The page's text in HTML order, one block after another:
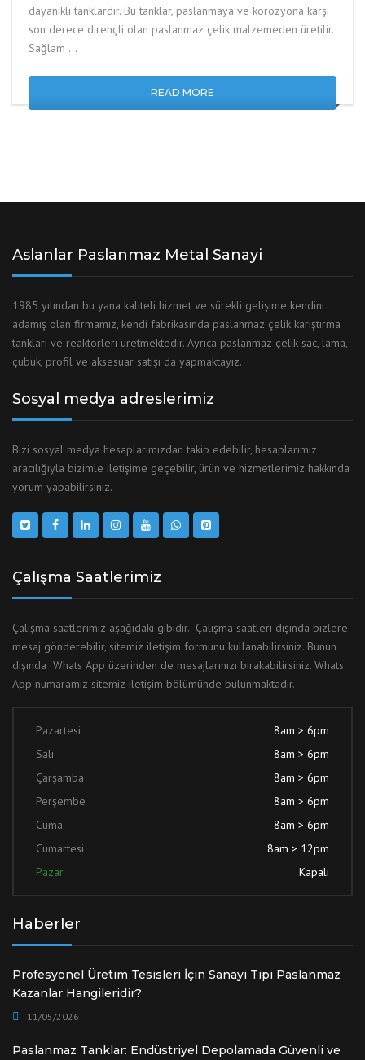
dayanıklı tanklardır. Bu tanklar, paslanmaya ve korozyona karşı
son derece dirençli olan paslanmaz çelik malzemeden üretilir.
Sağlam …
READ MORE
Aslanlar Paslanmaz Metal Sanayi
1985 yılından bu yana kaliteli hizmet ve sürekli gelişime kendini
adamış olan firmamız, kendi fabrikasında paslanmaz çelik karıştırma
tankları ve reaktörleri üretmektedir. Ayrıca paslanmaz çelik sac, lama,
çubuk, profil ve aksesuar satışı da yapmaktayız.
Sosyal medya adreslerimiz
Bizi sosyal medya hesaplarımızdan takip edebilir, hesaplarımız
aracılığıyla bizimle iletişime geçebilir, ürün ve hizmetlerimiz hakkında
yorum yapabilirsiniz.
Çalışma Saatlerimiz
Çalışma saatlerimiz aşağıdaki gibidir. Çalışma saatleri dışında bizlere
mesaj gönderebilir, sitemiz iletişim formunu kullanabilirsiniz. Bunun
dışında Whats App üzerinden de mesajlarınızı bırakabilirsiniz. Whats
App numaramız sitemiz iletişim bölümünde bulunmaktadır.
Pazartesi
8am > 6pm
Salı
8am > 6pm
Çarşamba
8am > 6pm
Perşembe
8am > 6pm
Cuma
8am > 6pm
Cumartesi
8am > 12pm
Pazar
Kapalı
Haberler
Profesyonel Üretim Tesisleri İçin Sanayi Tipi Paslanmaz
Kazanlar Hangileridir?
11/05/2026
Paslanmaz Tanklar: Endüstriyel Depolamada Güvenli ve